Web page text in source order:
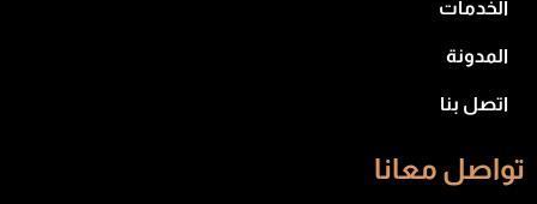
الخدمات
المدونة
اتصل بنا
تواصل معانا